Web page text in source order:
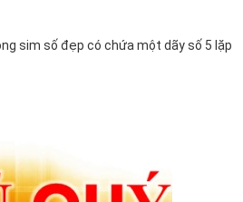
sim số đẹp có chứa một dãy số 5 lặp